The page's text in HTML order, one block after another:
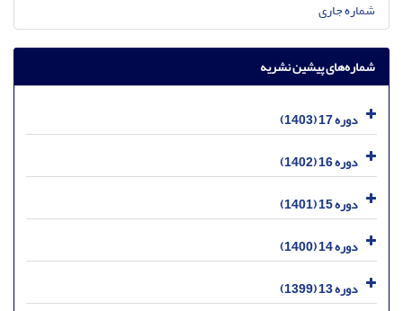
شماره جاری
شماره‌های پیشین نشریه
دوره 17 (1403)
دوره 16 (1402)
دوره 15 (1401)
دوره 14 (1400)
دوره 13 (1399)